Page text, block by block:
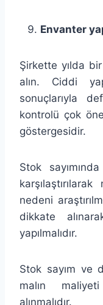
Envanter
Şirkette yılda
alın. Ciddi
sonuçlarıyla
kontrolü çok
göstergesidir.
Stok
nedeni
dikkate
yapılmalıdır.
Stok sayım ve
malın
alınmalıdır.